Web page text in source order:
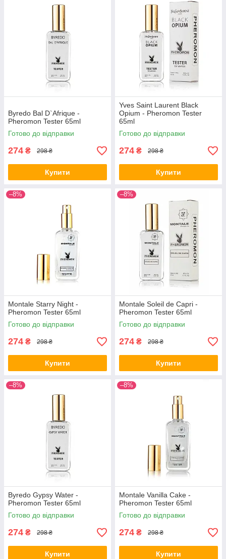
Byredo Bal D`Afrique -
Pheromon Tester 65ml
Готово до відправки
274 ₴ 298 ₴
Купити
Yves Saint Laurent Black
Opium - Pheromon Tester
65ml
Готово до відправки
274 ₴ 298 ₴
Купити
–8%
Montale Starry Night -
Pheromon Tester 65ml
Готово до відправки
274 ₴ 298 ₴
Купити
–8%
Montale Soleil de Capri -
Pheromon Tester 65ml
Готово до відправки
274 ₴ 298 ₴
Купити
–8%
Byredo Gypsy Water -
Pheromon Tester 65ml
Готово до відправки
274 ₴ 298 ₴
Купити
–8%
Montale Vanilla Cake -
Pheromon Tester 65ml
Готово до відправки
274 ₴ 298 ₴
Купити